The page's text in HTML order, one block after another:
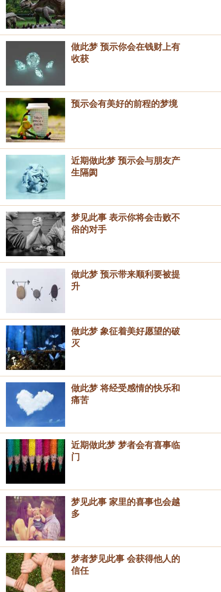
做此梦 预示你会在钱财上有
收获
预示会有美好的前程的梦境
近期做此梦 预示会与朋友产
生隔阂
梦见此事 表示你将会击败不
俗的对手
做此梦 预示带来顺利要被提
升
做此梦 象征着美好愿望的破
灭
做此梦 将经受感情的快乐和
痛苦
近期做此梦 梦者会有喜事临
门
梦见此事 家里的喜事也会越
多
梦者梦见此事 会获得他人的
信任